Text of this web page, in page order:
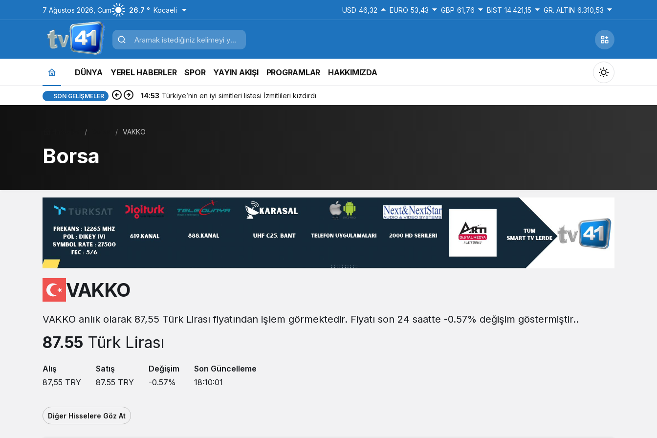
7 Ağustos 2026, Cum 26.7 ° Kocaeli USD 46,32 EURO 53,43 GBP 61,76 BIST 14.421,15 GR. ALTIN 6.310,53
DÜNYA YEREL HABERLER SPOR YAYIN AKIŞI PROGRAMLAR HAKKIMIZDA
Gece Modu
Gece modunu seçin.
Sistem Modu
Sistem modunu seçin.
SON GELIŞMELER 14:53 Türkiye’nin en iyi simitleri listesi İzmitlileri kızdırdı
VAKKO
Borsa
VAKKO
VAKKO anlık olarak 87,55 Türk Lirası fiyatından işlem görmektedir. Fiyatı son 24 saatte -0.57% değişim göstermiştir..
87.55 Türk Lirası
Alış
87,55 TRY
Satış
87.55 TRY
Değişim
-0.57%
Son Güncelleme
18:10:01
Diğer Hisselere Göz At